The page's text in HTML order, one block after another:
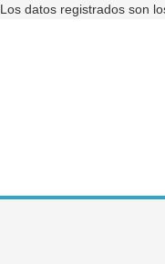
Los datos registrados son